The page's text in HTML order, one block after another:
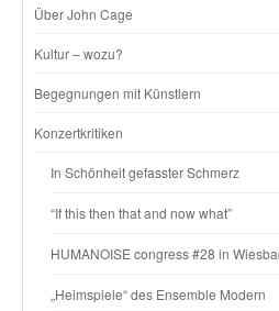
CONTENT
Über John Cage
Kultur – wozu?
Begegnungen mit Künstlern
Konzertkritiken
In Schönheit gefasster Schmerz
“If this then that and now what”
HUMANOISE congress #28 in
„Heimspiele“ des Ensemble Modern